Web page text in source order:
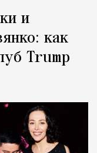
и
как
Trump